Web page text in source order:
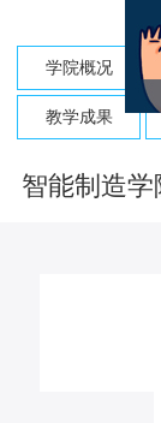
学院概况
教学成果
智能制造学